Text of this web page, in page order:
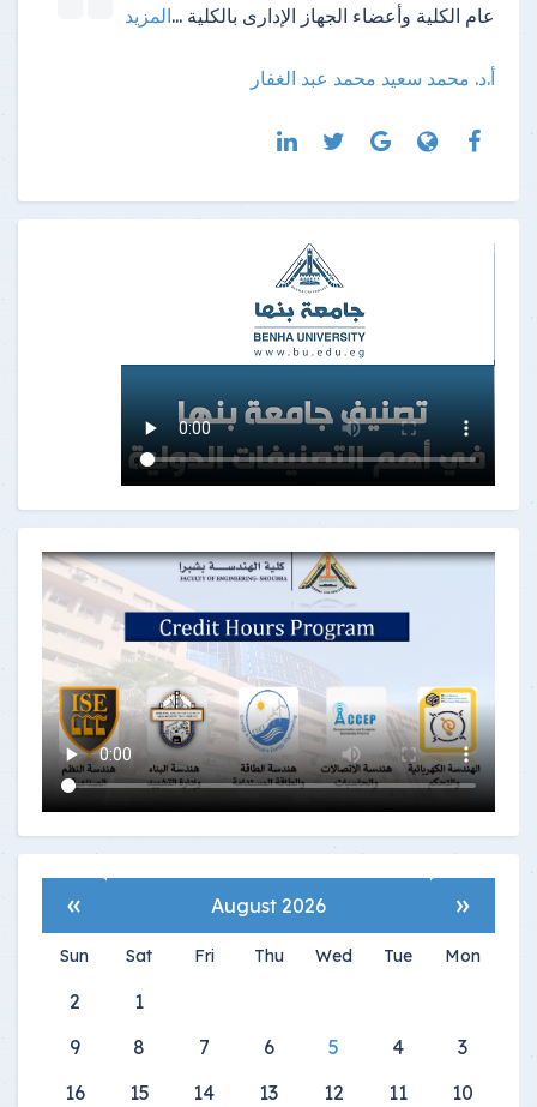
عام الكلية وأعضاء الجهاز الإدارى بالكلية ...المزيد
أ.د. محمد سعيد محمد عبد الغفار
«
August 2026
»
Mon
Tue
Wed
Thu
Fri
Sat
Sun
1
2
3
4
5
6
7
8
9
10
11
12
13
14
15
16